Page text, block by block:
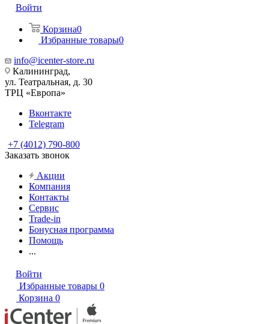
Войти
Корзина0
Избранные товары0
info@icenter-store.ru
Калининград,
ул. Театральная, д. 30
ТРЦ «Европа»
Вконтакте
Telegram
+7 (4012) 790-800
Заказать звонок
Акции
Компания
Контакты
Сервис
Trade-in
Бонусная программа
Помощь
...
Войти
Избранные товары 0
Корзина 0